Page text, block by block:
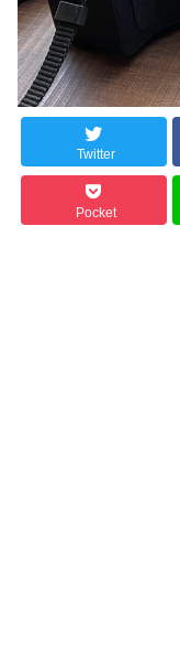
Twitter
Pocket